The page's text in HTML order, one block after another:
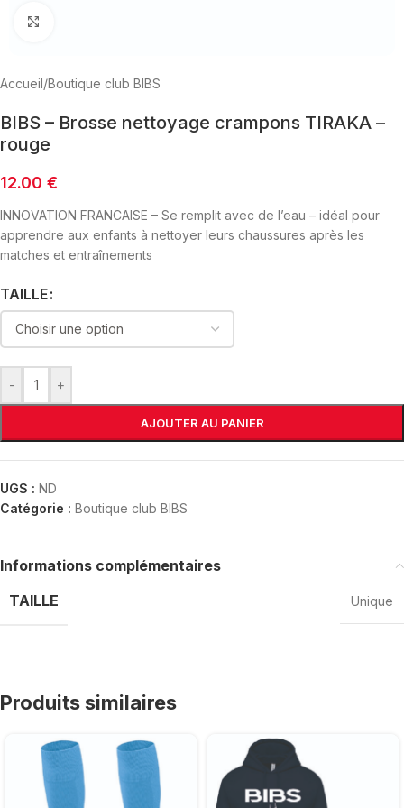
Accueil/Boutique club BIBS
BIBS – Brosse nettoyage crampons TIRAKA –
rouge
12.00 €
INNOVATION FRANCAISE – Se remplit avec de l’eau – idéal pour
apprendre aux enfants à nettoyer leurs chaussures après les
matches et entraînements
TAILLE
- +
AJOUTER AU PANIER
UGS : ND
Catégorie : Boutique club BIBS
Informations complémentaires
TAILLE
Unique
Produits similaires